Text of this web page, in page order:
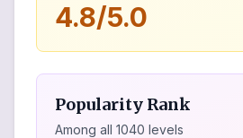
4.8/5.0
Popularity Rank
Among all 1040 levels